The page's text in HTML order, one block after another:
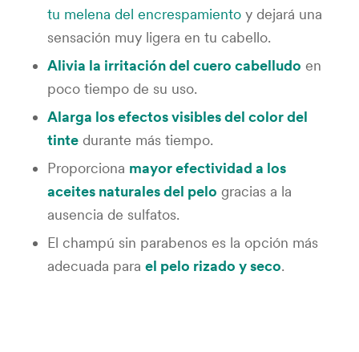
tu melena del encrespamientoy dejará una
sensación muy ligera en tu cabello.
Alivia la irritación del cuero cabelludo en
poco tiempo de su uso.
Alarga los efectos visibles del color del
tintedurante más tiempo.
Proporciona mayor efectividad a los
aceites naturales del pelo gracias a la
ausencia de sulfatos.
El champú sin parabenos es la opción más
adecuada para el pelo rizado y seco.